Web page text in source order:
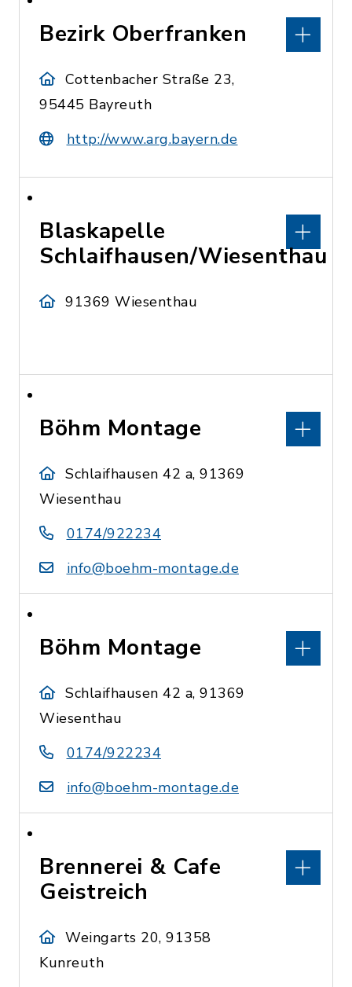
Bezirk Oberfranken
Cottenbacher Straße 23,
95445 Bayreuth
http://www.arg.bayern.de
Blaskapelle
Schlaifhausen/Wiesenthau
91369 Wiesenthau
Böhm Montage
Schlaifhausen 42 a, 91369
Wiesenthau
0174/922234
info@boehm-montage.de
Böhm Montage
Schlaifhausen 42 a, 91369
Wiesenthau
0174/922234
info@boehm-montage.de
Brennerei & Cafe
Geistreich
Weingarts 20, 91358
Kunreuth